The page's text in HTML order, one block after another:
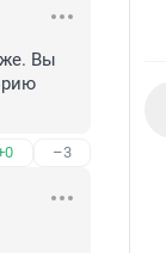
Вы
–3